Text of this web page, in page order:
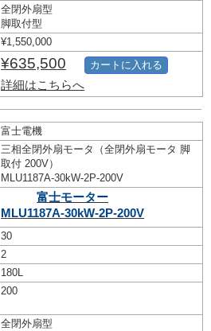
全閉外扇型
脚取付型
¥1,550,000
¥635,500
詳細はこちらへ
カートに入れる
富士電機
三相全閉外扇モータ（全閉外扇モータ 脚
取付 200V）
MLU1187A-30kW-2P-200V
富士モーター
MLU1187A-30kW-2P-200V
30
2
180L
200
全閉外扇型